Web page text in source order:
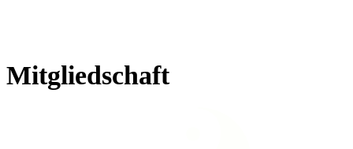
Mitgliedschaft